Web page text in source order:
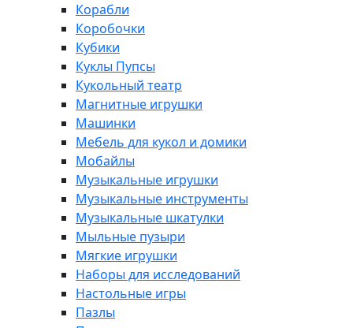
Корабли
Коробочки
Кубики
Куклы Пупсы
Кукольный театр
Магнитные игрушки
Машинки
Мебель для кукол и домики
Мобайлы
Музыкальные игрушки
Музыкальные инструменты
Музыкальные шкатулки
Мыльные пузыри
Мягкие игрушки
Наборы для исследований
Настольные игры
Пазлы